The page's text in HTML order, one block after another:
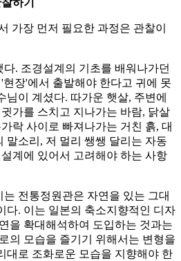
하기
가장 먼저 필요한 과정은 관찰이
. 조경설계의 기초를 배워나가던
장'에서 출발해야 한다고 귀에 못
님이 계셨다. 따가운 햇살, 주변에
가를 스치고 지나가는 바람, 닭살
락 사이로 빠져나가는 거친 흙, 대
말소리, 저 멀리 쌩쌩 달리는 자동
계에 있어서 고려해야 하는 사항
전통정원관은 자연을 있는 그대
다. 이는 일본의 축소지향적인 디자
을 확대해석하여 도입하는 것과는
의 모습을 즐기기 위해서는 변형을
대로 조화로운 모습을 지향해야 한